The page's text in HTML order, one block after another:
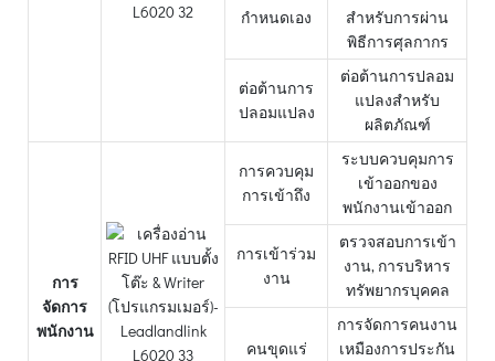
กำหนดเอง
สำหรับการผ่าน
พิธีการศุลกากร
ต่อต้านการ
ปลอมแปลง
ต่อต้านการปลอม
แปลงสำหรับ
ผลิตภัณฑ์
การ
จัดการ
พนักงาน
การควบคุม
การเข้าถึง
ระบบควบคุมการ
เข้าออกของ
พนักงานเข้าออก
การเข้าร่วม
งาน
ตรวจสอบการเข้า
งาน, การบริหาร
ทรัพยากรบุคคล
คนขุดแร่
การจัดการคนงาน
เหมืองการประกัน